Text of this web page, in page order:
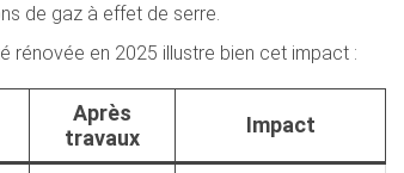
de gaz à effet de serre.
rénovée en 2025 illustre bien cet impact :
Après
travaux
Impact